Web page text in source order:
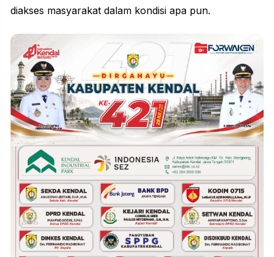
diakses masyarakat dalam kondisi apa pun.